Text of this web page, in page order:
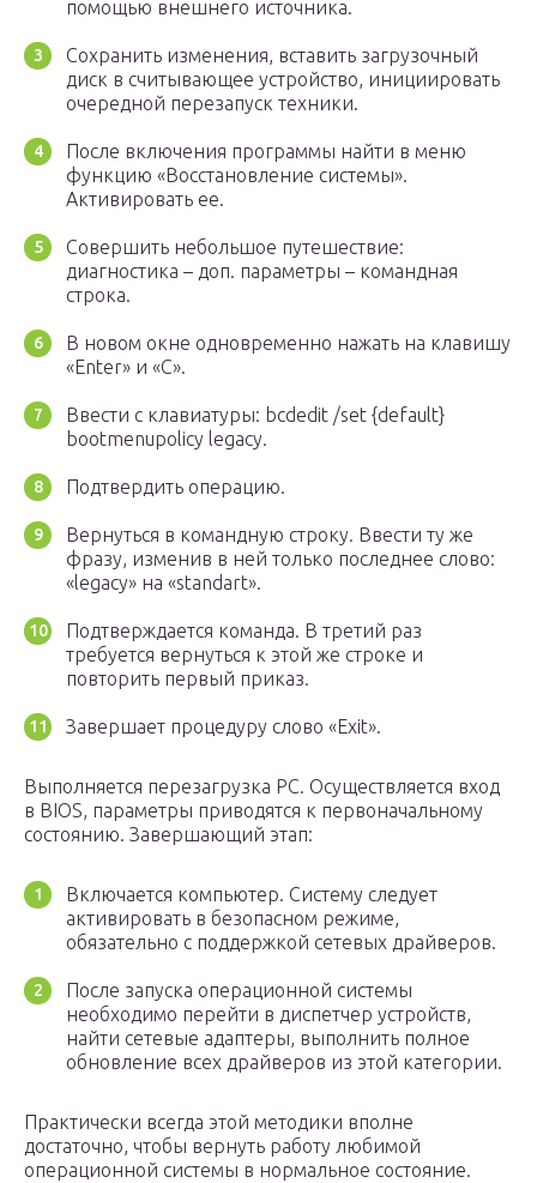
помощью внешнего источника.
Сохранить изменения, вставить загрузочный
диск в считывающее устройство, инициировать
очередной перезапуск техники.
После включения программы найти в меню
функцию «Восстановление системы».
Активировать ее.
Совершить небольшое путешествие:
диагностика – доп. параметры – командная
строка.
В новом окне одновременно нажать на клавишу
«Enter» и «C».
Ввести с клавиатуры: bcdedit /set {default}
bootmenupolicy legacy.
Подтвердить операцию.
Вернуться в командную строку. Ввести ту же
фразу, изменив в ней только последнее слово:
«legacy» на «standart».
Подтверждается команда. В третий раз
требуется вернуться к этой же строке и
повторить первый приказ.
Завершает процедуру слово «Exit».
Выполняется перезагрузка PC. Осуществляется вход
в BIOS, параметры приводятся к первоначальному
состоянию. Завершающий этап:
Включается компьютер. Систему следует
активировать в безопасном режиме,
обязательно с поддержкой сетевых драйверов.
После запуска операционной системы
необходимо перейти в диспетчер устройств,
найти сетевые адаптеры, выполнить полное
обновление всех драйверов из этой категории.
Практически всегда этой методики вполне
достаточно, чтобы вернуть работу любимой
операционной системы в нормальное состояние.